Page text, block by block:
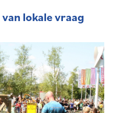
lokale vraag